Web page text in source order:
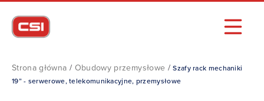
Strona główna / Obudowy przemysłowe /Szafy rack mechaniki
19” - serwerowe, telekomunikacyjne, przemysłowe